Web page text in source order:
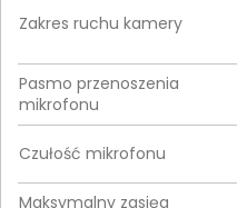
Zakres ruchu kamery
Pasmo przenoszenia
mikrofonu
Czułość mikrofonu
Maksymalny zasięg